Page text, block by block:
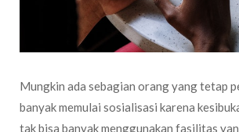
Mungkin ada sebagian orang yang tetap
banyak memulai sosialisasi karena
tak bisa banyak menggunakan fasilitas